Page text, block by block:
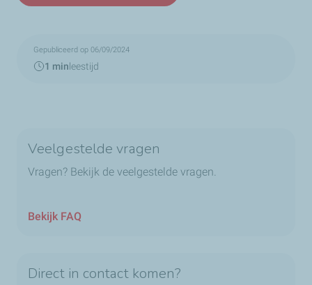
Gepubliceerd op 06/09/2024
1 minleestijd
Veelgestelde vragen
Vragen? Bekijk de veelgestelde vragen.
Bekijk FAQ
Direct in contact komen?